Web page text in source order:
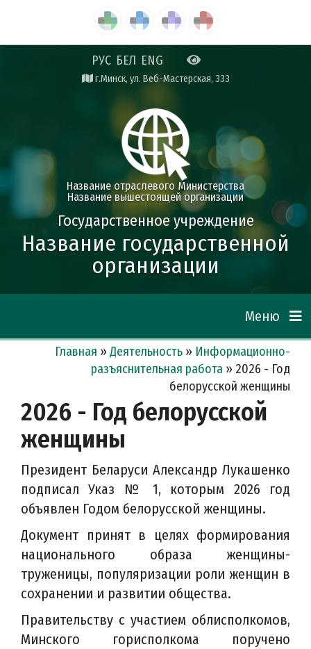
РУС БЕЛ ENG
г.Минск, ул. Веб-Мастерская, 333
Название отраслевого Министерства
Название вышестоящей организации
Государственное учреждение
Название государственной
организации
Меню
Главная » Деятельность » Информационно-
разъяснительная работа » 2026 - Год
белорусской женщины
2026 - Год белорусской
женщины
Президент Беларуси Александр Лукашенко
подписал Указ № 1, которым 2026 год
объявлен Годом белорусской женщины.
Документ принят в целях формирования
национального образа женщины-
труженицы, популяризации роли женщин в
сохранении и развитии общества.
Правительству с участием облисполкомов,
Минского горисполкома поручено